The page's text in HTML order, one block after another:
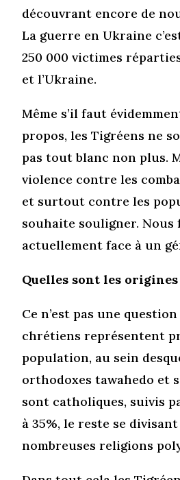
découvrant encore de
La guerre en Ukraine
250 000 victimes
et l’Ukraine.
Même s’il faut
propos, les Tigréens ne
pas tout blanc non plus.
violence contre les
et surtout contre les
souhaite souligner. Nous
actuellement face à un
Quelles sont les
Ce n’est pas une
chrétiens représentent
population, au sein
orthodoxes tawahedo et
sont catholiques, suivis
à 35%, le reste se
nombreuses religions